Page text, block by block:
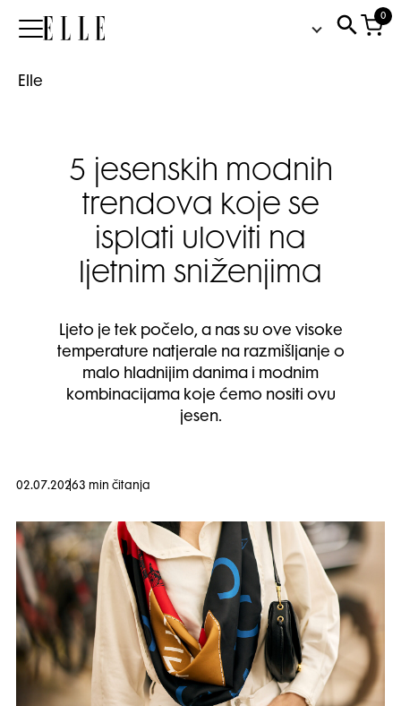
Elle
0
Elle
5 jesenskih modnih
trendova koje se
isplati uloviti na
ljetnim sniženjima
Ljeto je tek počelo, a nas su ove visoke
temperature natjerale na razmišljanje o
malo hladnijim danima i modnim
kombinacijama koje ćemo nositi ovu
jesen.
02.07.20263 min čitanja